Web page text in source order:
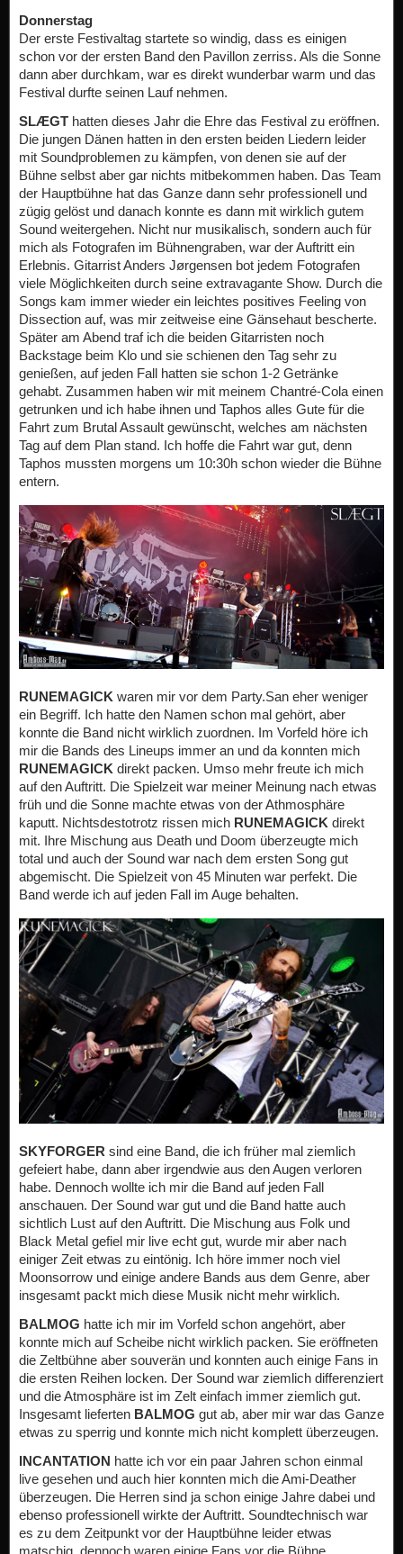
Donnerstag
Der erste Festivaltag startete so windig, dass es einigen
schon vor der ersten Band den Pavillon zerriss. Als die Sonne
dann aber durchkam, war es direkt wunderbar warm und das
Festival durfte seinen Lauf nehmen.
SLÆGT hatten dieses Jahr die Ehre das Festival zu eröffnen.
Die jungen Dänen hatten in den ersten beiden Liedern leider
mit Soundproblemen zu kämpfen, von denen sie auf der
Bühne selbst aber gar nichts mitbekommen haben. Das Team
der Hauptbühne hat das Ganze dann sehr professionell und
zügig gelöst und danach konnte es dann mit wirklich gutem
Sound weitergehen. Nicht nur musikalisch, sondern auch für
mich als Fotografen im Bühnengraben, war der Auftritt ein
Erlebnis. Gitarrist Anders Jørgensen bot jedem Fotografen
viele Möglichkeiten durch seine extravagante Show. Durch die
Songs kam immer wieder ein leichtes positives Feeling von
Dissection auf, was mir zeitweise eine Gänsehaut bescherte.
Später am Abend traf ich die beiden Gitarristen noch
Backstage beim Klo und sie schienen den Tag sehr zu
genießen, auf jeden Fall hatten sie schon 1-2 Getränke
gehabt. Zusammen haben wir mit meinem Chantré-Cola einen
getrunken und ich habe ihnen und Taphos alles Gute für die
Fahrt zum Brutal Assault gewünscht, welches am nächsten
Tag auf dem Plan stand. Ich hoffe die Fahrt war gut, denn
Taphos mussten morgens um 10:30h schon wieder die Bühne
entern.
RUNEMAGICK waren mir vor dem Party.San eher weniger
ein Begriff. Ich hatte den Namen schon mal gehört, aber
konnte die Band nicht wirklich zuordnen. Im Vorfeld höre ich
mir die Bands des Lineups immer an und da konnten mich
RUNEMAGICK direkt packen. Umso mehr freute ich mich
auf den Auftritt. Die Spielzeit war meiner Meinung nach etwas
früh und die Sonne machte etwas von der Athmosphäre
kaputt. Nichtsdestotrotz rissen mich RUNEMAGICK direkt
mit. Ihre Mischung aus Death und Doom überzeugte mich
total und auch der Sound war nach dem ersten Song gut
abgemischt. Die Spielzeit von 45 Minuten war perfekt. Die
Band werde ich auf jeden Fall im Auge behalten.
SKYFORGER sind eine Band, die ich früher mal ziemlich
gefeiert habe, dann aber irgendwie aus den Augen verloren
habe. Dennoch wollte ich mir die Band auf jeden Fall
anschauen. Der Sound war gut und die Band hatte auch
sichtlich Lust auf den Auftritt. Die Mischung aus Folk und
Black Metal gefiel mir live echt gut, wurde mir aber nach
einiger Zeit etwas zu eintönig. Ich höre immer noch viel
Moonsorrow und einige andere Bands aus dem Genre, aber
insgesamt packt mich diese Musik nicht mehr wirklich.
BALMOG hatte ich mir im Vorfeld schon angehört, aber
konnte mich auf Scheibe nicht wirklich packen. Sie eröffneten
die Zeltbühne aber souverän und konnten auch einige Fans in
die ersten Reihen locken. Der Sound war ziemlich differenziert
und die Atmosphäre ist im Zelt einfach immer ziemlich gut.
Insgesamt lieferten BALMOG gut ab, aber mir war das Ganze
etwas zu sperrig und konnte mich nicht komplett überzeugen.
INCANTATION hatte ich vor ein paar Jahren schon einmal
live gesehen und auch hier konnten mich die Ami-Deather
überzeugen. Die Herren sind ja schon einige Jahre dabei und
ebenso professionell wirkte der Auftritt. Soundtechnisch war
es zu dem Zeitpunkt vor der Hauptbühne leider etwas
matschig, dennoch waren einige Fans vor die Bühne